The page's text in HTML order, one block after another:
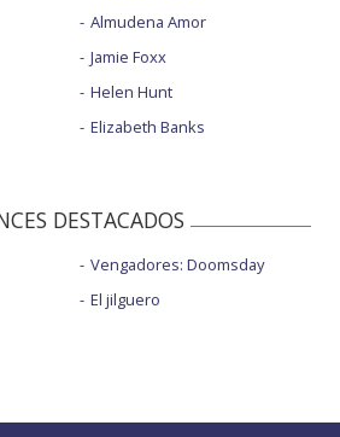
Almudena Amor
Jamie Foxx
Helen Hunt
Elizabeth Banks
DESTACADOS
Vengadores: Doomsday
El jilguero